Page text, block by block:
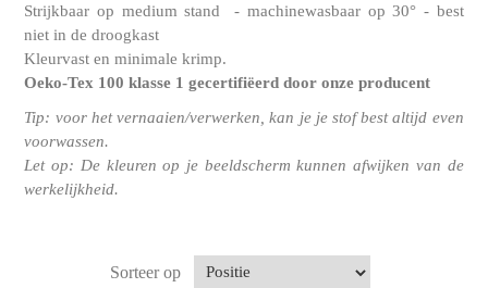
Strijkbaar op medium stand - machinewasbaar op 30° - best
niet in de droogkast
Kleurvast en minimale krimp.
Oeko-Tex 100 klasse 1gecertifiëerd door onze producent
Tip: voor het vernaaien/verwerken, kan je je stof best altijd even
voorwassen.
Let op: De kleuren op je beeldscherm kunnen afwijken van de
werkelijkheid.
Sorteer op